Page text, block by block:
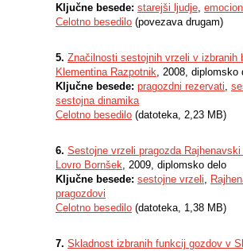
Ključne besede: starejši ljudje,
Celotno besedilo (povezava drugam)
5. Značilnosti sestojnih vrzeli v izbranih
Klementina Razpotnik, 2008, diplomsko
Ključne besede: pragozdni rezervati,
sestojna dinamika
Celotno besedilo (datoteka, 2,23 MB)
6. Sestojne vrzeli pragozda Rajhenavski
Lovro Bornšek, 2009, diplomsko delo
Ključne besede: sestojne vrzeli,
pragozdovi
Celotno besedilo (datoteka, 1,38 MB)
7. Skladnost izbranih funkcij gozdov v